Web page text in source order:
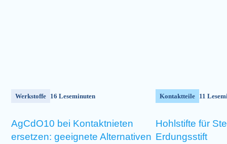
Werkstoffe 16 Leseminuten
AgCdO10 bei Kontaktnieten
ersetzen: geeignete Alternativen
Kontaktteile 11
Hohlstifte für
Erdungsstift